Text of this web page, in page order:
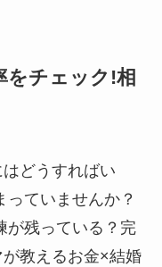
をチェック!相
どうすればい
ていませんか？
が残っている？完
教えるお金×結婚